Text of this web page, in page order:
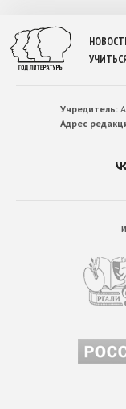
Учредитель:
Адрес